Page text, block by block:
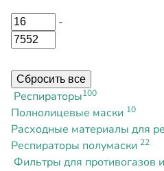
-
Сбросить все
Респираторы100
Полнолицевые маски 10
Расходные материалы для
Респираторы полумаски 22
Фильтры для противогазов